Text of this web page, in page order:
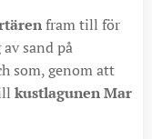
fram till för
sand på
som, genom att
kustlagunen Mar